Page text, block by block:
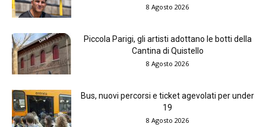
8 Agosto 2026
Piccola Parigi, gli artisti adottano le botti della
Cantina di Quistello
8 Agosto 2026
Bus, nuovi percorsi e ticket agevolati per under
19
8 Agosto 2026